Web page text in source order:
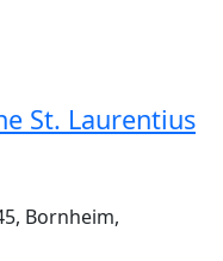
St. Laurentius
Bornheim,